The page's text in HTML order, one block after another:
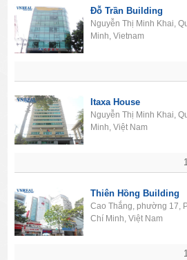
Đỗ Trần Building
Nguyễn Thị Minh Khai,
Minh, Vietnam
Itaxa House
Nguyễn Thị Minh Khai,
Minh, Việt Nam
Thiên Hồng Building
Cao Thắng, phường 17,
Chí Minh, Việt Nam